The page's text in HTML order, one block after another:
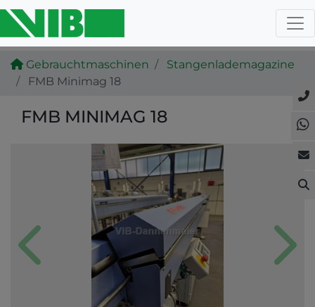
Gebrauchtmaschinen
Stangenlademagazine
FMB Minimag 18
FMB MINIMAG 18
Previous Next